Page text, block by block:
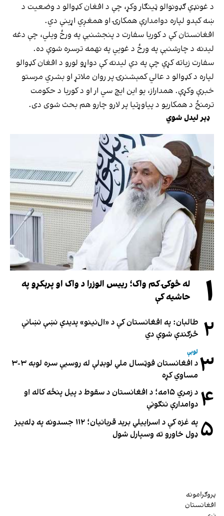
د غونډې ګډونوالو ټینګار وکړ، چې د افغان کډوالو د وضعیت د
ښه کېدو لپاره دوامدارې همکارۍ او همغږي اړینې دي.
افغانستان کې د کوریا سفارت د پنجشنبې په ورځ ویلي، چې دغه
لیدنه د چارشنبې په ورځ د غویي په نهمه ترسره شوې ده.
سفارت زیاته کړې چې په دې لیدنه کې دواړو لورو د افغان کډوالو
لپاره د کډوالو د عالي کمېشنرۍ پر روان ملاتړ او بشري مرستو
خبرې وکړې. همداراز، یو این ایچ سي ار او د کوریا د حکومت
ترمنځ د همکاریو د پیاوړتیا پر لارو چارو هم بحث شوی دی.
ډېر لیدل شوي
۱
له څوکۍ کم واک؛ رییس الوزرا د واک او پرېکړو په
حاشیه کې
۲ طالبان: په افغانستان کې د «ال‌نینو» پدیدې نښې نښانې
څرګندې شوې دي
۳ لوبې
د افغانستان فوټسال ملي لوبډلې له روسیې سره لوبه ۳-۳
مساوي کړه
۴
د زمري ۱۵مه؛ د افغانستان د سقوط د پیل پنځه کاله او
دوامدارې ننګونې
۵
په غزه کې د اسراییلي برید قربانیان؛ ۱۱۲ جسدونه په ډله‌ییز
ډول خاورو ته وسپارل شول
پروګرامونه
افغانستان